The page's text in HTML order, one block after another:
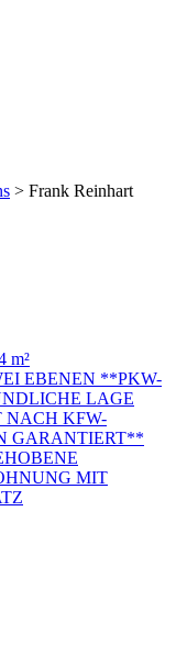
> Frank Reinhart
m²
EBENEN **PKW-
LAGE
NACH KFW-
GARANTIERT**
MIT